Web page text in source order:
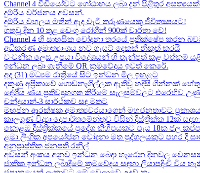
Channel 4 වීඩියෝවට ගෝඨාභය ලබා දුන් පිළිතුර
දුම්රිය වර්ජනය අවසන්.
දුම්රිය වහලය මතින් ඇද​ වැටී තරුණයෙකු ජීවිතක්‍ෂයට​!
ගතවූ දින 10 තුළ ඩෙංගු රෝගීන් 900ක් වාර්තා වේ!
Channel 4 හි සාහසික චෝදනා තරයේ ප්‍රතික්ෂේප කරන
අධිකරණ අමාත්‍යාංශය නව ගැසට් දෙකක් නිකුත් කරයි
වංචනික ලෙස උපයා විදේශයන් හි තැන්පත් කළ​ වත්කම්
ඉන්ධන ලබා ගැනීමේ QR ක්‍රමවේදය ඉවත් කෙරේ.
අද (31) මධ්‍යම රාත්‍රියේ සිට ඉන්ධන මිල ඉහළට
දකුණු අප්‍රිකාවේ ගොඩනැගිල්ලක ඇතිවූ හදිසි ගින්නක්
දේශීය​ ණය ප්‍රතිව්‍යුහගත කිරීමේ සැලසුම්වලට එරෙහිව
චන්ද්‍රයාන්-3 සාර්ථකව සඳ මතට​
මහජන ආරක්ෂක අමාත්‍යවරයාගෙන් මහජනතාවට
කාලගුණ විද්‍යා දෙපාර්තමේන්තුව විසින් දිස්ත්‍රික්ක 12ක්
කොළඹ දිස්ත්‍රික්කයේ ප්‍රදේශ කිහිපයකට පැය 18ක ජල
ළමා ලිංගික අපයෝජන චෝදනා මත පුද්ගලයකුට පහර දී
අනුප්‍රාප්තික ජනපති රනිල්
අවසන් අංකය අනුව ඉන්ධන බෙදා හැරෙන දිනවල
ජාතික ඉන්ධන ලබාදීමේ ක්‍රමවේදය සඳහා ලියාපදිංචි විය